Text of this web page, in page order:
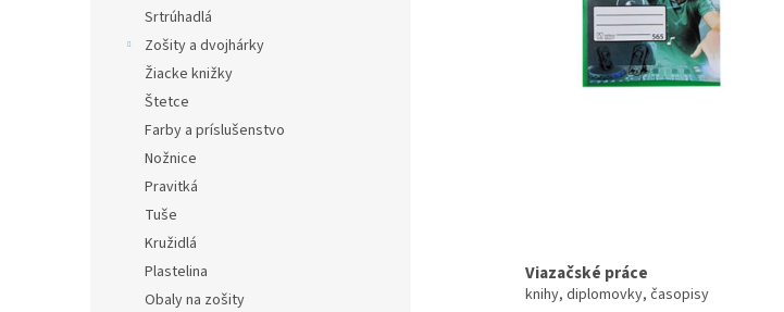
Srtrúhadlá
Zošity a dvojhárky
Žiacke knižky
Štetce
Farby a príslušenstvo
Nožnice
Pravitká
Tuše
Kružidlá
Plastelina
Obaly na zošity
Viazačské práce
knihy, diplomovky, časopisy